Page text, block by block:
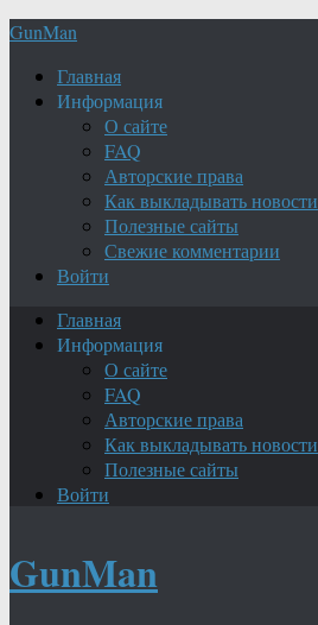
GunMan
Главная
Информация
О сайте
FAQ
Авторские права
Как выкладывать новости
Полезные сайты
Свежие комментарии
Войти
Главная
Информация
О сайте
FAQ
Авторские права
Как выкладывать новости
Полезные сайты
Войти
GunMan